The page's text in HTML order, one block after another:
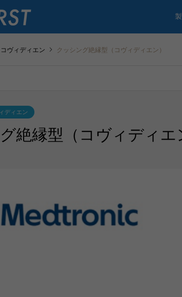
コヴィディエン クッシング絶縁型（コヴィディエン）
ディエン
絶縁型（コヴィディエ